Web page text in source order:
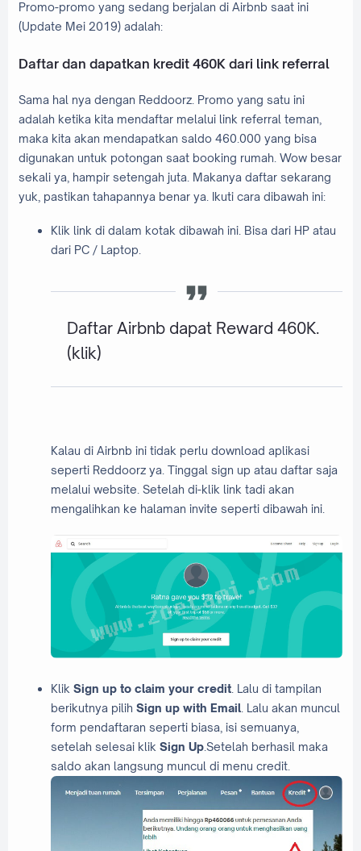
Promo-promo yang sedang berjalan di Airbnb saat ini
(Update Mei 2019) adalah:
Daftar dan dapatkan kredit 460K dari link referral
Sama hal nya dengan Reddoorz. Promo yang satu ini
adalah ketika kita mendaftar melalui link referral teman,
maka kita akan mendapatkan saldo 460.000 yang bisa
digunakan untuk potongan saat booking rumah. Wow besar
sekali ya, hampir setengah juta. Makanya daftar sekarang
yuk, pastikan tahapannya benar ya. Ikuti cara dibawah ini:
Klik link di dalam kotak dibawah ini. Bisa dari HP atau
dari PC / Laptop.
Daftar Airbnb dapat Reward 460K.
(klik)
Kalau di Airbnb ini tidak perlu download aplikasi
seperti Reddoorz ya. Tinggal sign up atau daftar saja
melalui website. Setelah di-klik link tadi akan
mengalihkan ke halaman invite seperti dibawah ini.
Klik Sign up to claim your credit . Lalu di tampilan
berikutnya pilih Sign up with Email . Lalu akan muncul
form pendaftaran seperti biasa, isi semuanya,
setelah selesai klik Sign Up.Setelah berhasil maka
saldo akan langsung muncul di menu credit.